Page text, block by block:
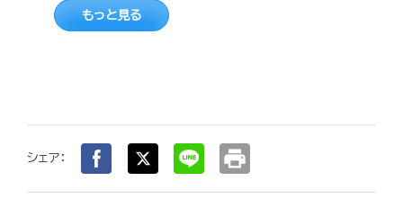
もっと見る
シェア： print